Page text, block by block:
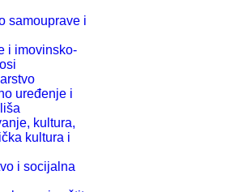
samouprave i
i imovinsko-
uređenje i
kultura,
kultura i
i socijalna